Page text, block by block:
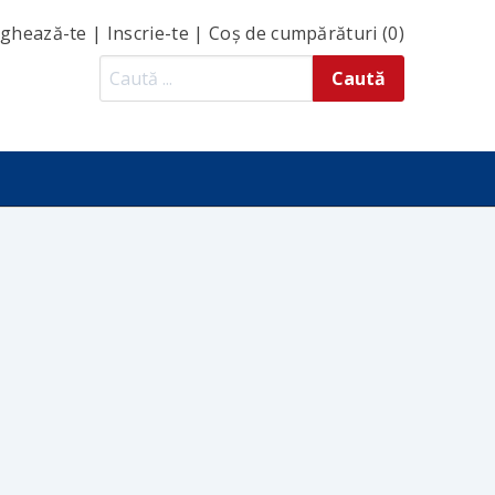
te | Inscrie-te | Coș de cumpărături (0)